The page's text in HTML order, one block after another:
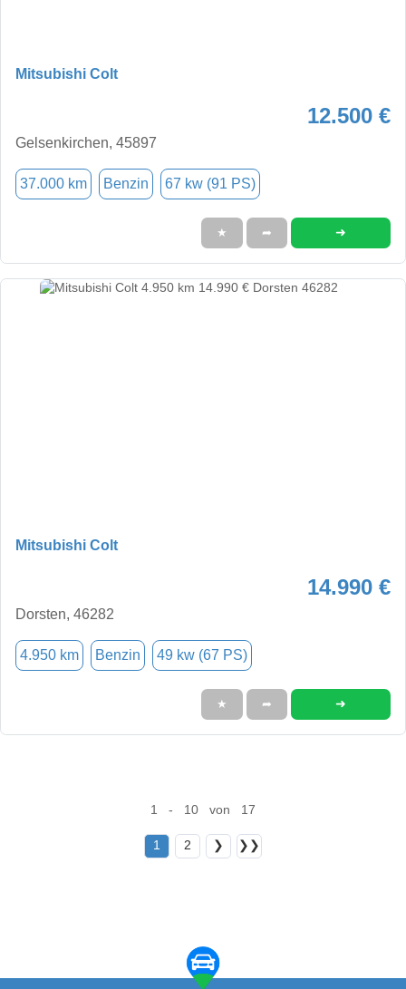
Mitsubishi Colt
12.500 €
Gelsenkirchen, 45897
37.000 km Benzin 67 kw (91 PS)
★ ➦ ➜
Mitsubishi Colt
14.990 €
Dorsten, 46282
4.950 km Benzin 49 kw (67 PS)
★ ➦ ➜
1 - 10 von 17
1 2 ❯ ❯❯